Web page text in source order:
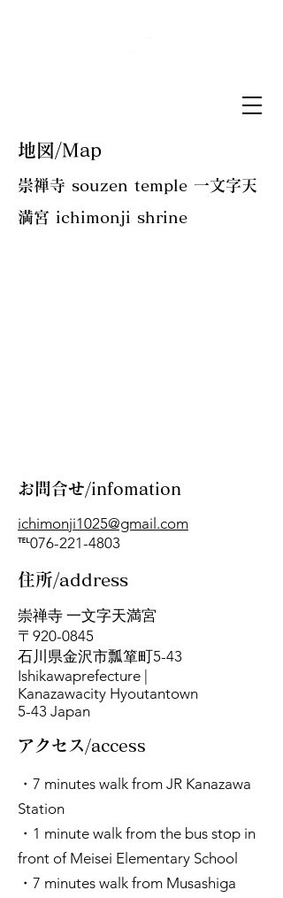
地図/Map
崇禅寺 souzen temple 一文字天
満宮 ichimonji shrine
お問合せ/infomation
ichimonji1025@gmail.com
℡076-221-4803
​住所/address
崇禅寺 一文字天満宮
〒920-0845
石川県金沢市瓢箪町5-43
Ishikawaprefecture |
Kanazawacity Hyoutantown
5-43 Japan
​アクセス/access
・7 minutes walk from JR Kanazawa
Station
・1 minute walk from the bus stop in
front of Meisei Elementary School
・7 minutes walk from Musashiga